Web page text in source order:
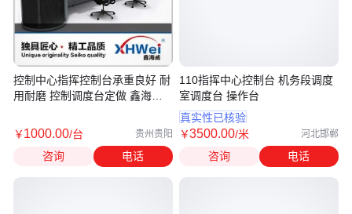
控制中心指挥控制台承重良好 耐
用耐磨 控制调度台定做 鑫海威
￥1000.00/台 贵州贵阳
咨询 电话
110指挥中心控制台 机务段调度
室调度台 操作台
真实性已核验
￥3500.00/米 河北邯郸
咨询 电话